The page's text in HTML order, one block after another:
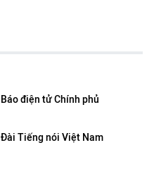
Báo điện tử Chính phủ
Đài Tiếng nói Việt Nam